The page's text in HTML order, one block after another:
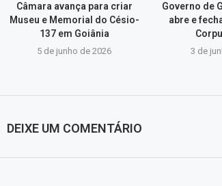
Câmara avança para criar
Museu e Memorial do Césio-
137 em Goiânia
5 de junho de 2026
Governo de
abre e
3 de
DEIXE UM COMENTÁRIO